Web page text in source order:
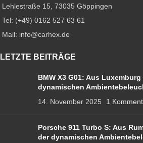
Lehlestraße 15, 73035 Göppingen
Tel: (+49) 0162 527 63 61
Mail: info@carhex.de
LETZTE BEITRÄGE
BMW X3 G01: Aus
dynamischen
14. November 2025
1
Porsche 911 Turbo S: Aus
der dynamischen